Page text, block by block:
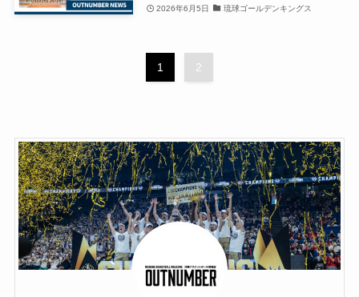
2026年6月5日 琉球ゴールデンキングス
1 2